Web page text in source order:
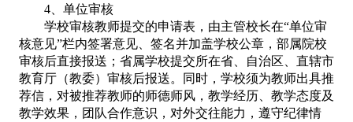
4、 单位审核
学校审核教师提交的申请表，由主管校长在“单位审
核意见”栏内签署意见、签名并加盖学校公章，部属院校
审核后直接报送；省属学校提交所在省、自治区、直辖市
教育厅（教委）审核后报送。同时，学校须为教师出具推
荐信，对被推荐教师的师德师风，教学经历、教学态度及
教学效果，团队合作意识，对外交往能力，遵守纪律情